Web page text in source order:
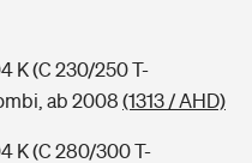
K (C 230/250 T-
ab 2008 (1313 / AHD)
K (C 280/300 T-